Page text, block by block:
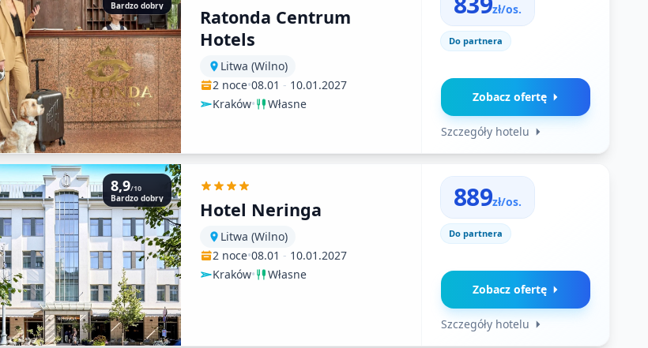
Bardzo dobry
Ratonda Centrum
Hotels
Litwa (Wilno)
2 noce•08.01 - 10.01.2027
Kraków• Własne
zł/os.
Do partnera
Zobacz ofertę
Szczegóły hotelu
8,9/10
Bardzo dobry Hotel Neringa
Litwa (Wilno)
2 noce•08.01 - 10.01.2027
Kraków• Własne
889zł/os.
Do partnera
Zobacz ofertę
Szczegóły hotelu